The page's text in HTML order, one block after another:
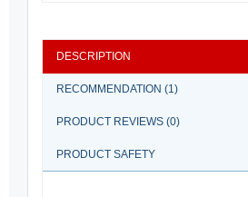
DESCRIPTION
RECOMMENDATION (1)
PRODUCT REVIEWS (0)
PRODUCT SAFETY